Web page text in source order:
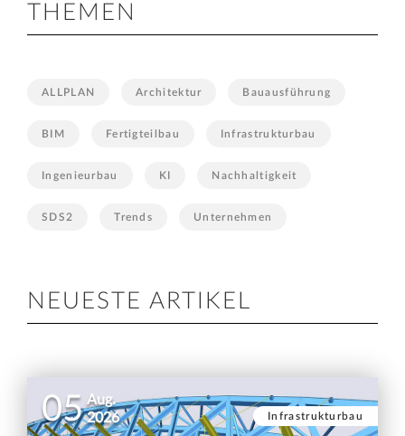
THEMEN
ALLPLAN Architektur Bauausführung
BIM Fertigteilbau Infrastrukturbau
Ingenieurbau KI Nachhaltigkeit
SDS2 Trends Unternehmen
NEUESTE ARTIKEL
05 Aug.
2026
Infrastrukturbau